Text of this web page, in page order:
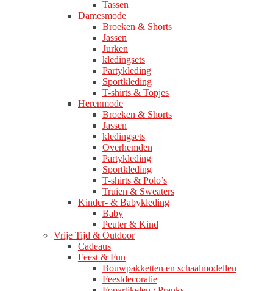
Tassen
Damesmode
Broeken & Shorts
Jassen
Jurken
kledingsets
Partykleding
Sportkleding
T-shirts & Topjes
Herenmode
Broeken & Shorts
Jassen
kledingsets
Overhemden
Partykleding
Sportkleding
T-shirts & Polo’s
Truien & Sweaters
Kinder- & Babykleding
Baby
Peuter & Kind
Vrije Tijd & Outdoor
Cadeaus
Feest & Fun
Bouwpakketten en schaalmodellen
Feestdecoratie